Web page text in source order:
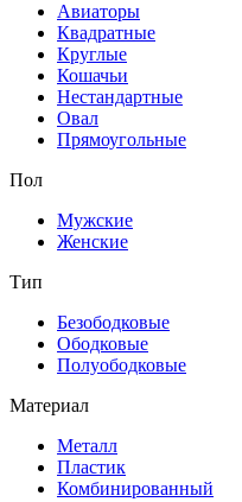
Авиаторы
Квадратные
Круглые
Кошачьи
Нестандартные
Овал
Прямоугольные
Пол
Мужские
Женские
Тип
Безободковые
Ободковые
Полуободковые
Материал
Металл
Пластик
Комбинированный